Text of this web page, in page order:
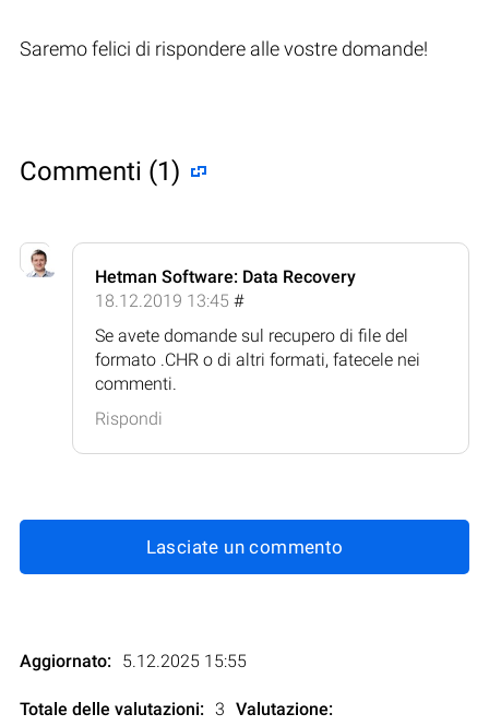
Saremo felici di rispondere alle vostre domande!
Commenti (1)
Hetman Software: Data Recovery
18.12.2019 13:45 #
Se avete domande sul recupero di file del
formato .CHR o di altri formati, fatecele nei
commenti.
Rispondi
Lasciate un commento
Aggiornato: 5.12.2025 15:55
Totale delle valutazioni: 3 Valutazione: